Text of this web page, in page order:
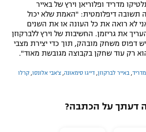
מדריד ופלוריאן וירץ של באייר
תשובה דיפלומטית: "האמת שלא יכול
לא רואה את כל העונה או את השנים
את גריזמן. החשיבות של וירץ ללברקוזן
דפוס משחק מובהק, תוך כדי יצירת מצבי
רק עוד שחקן בקבוצה מגובשת מאוד".
, באייר לברקוזן, דייגו סימאונה, צ'אבי אלונסו, קרלו
דעתך על הכתבה?